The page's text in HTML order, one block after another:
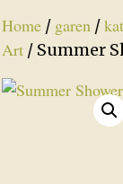
Home / garen /
Art / Summer